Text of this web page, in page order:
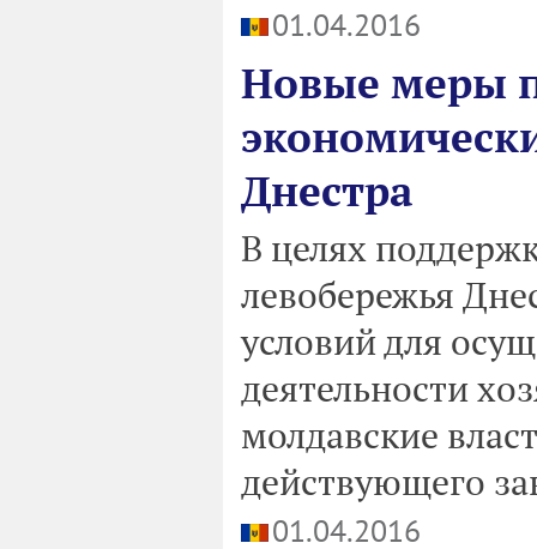
01.04.2016
Новые меры
Днестра
В целях
левобережья
условий для
деятельности
молдавские
действующего
01.04.2016